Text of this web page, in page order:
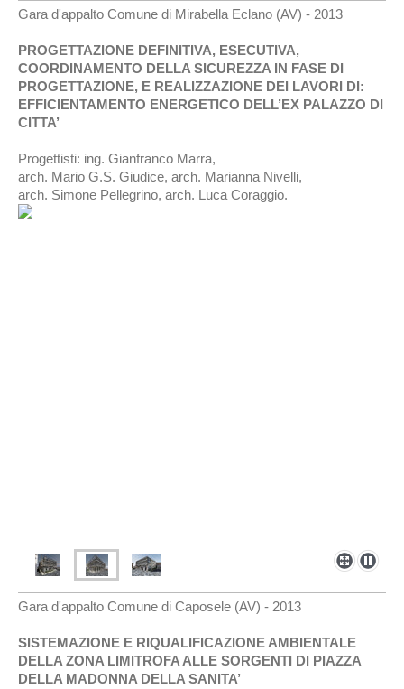
Gara d'appalto Comune di Mirabella Eclano (AV) - 2013
PROGETTAZIONE DEFINITIVA, ESECUTIVA,
COORDINAMENTO DELLA SICUREZZA IN FASE DI
PROGETTAZIONE, E REALIZZAZIONE DEI LAVORI DI:
EFFICIENTAMENTO ENERGETICO DELL’EX PALAZZO DI
CITTA’
Progettisti: ing. Gianfranco Marra,
arch. Mario G.S. Giudice, arch. Marianna Nivelli,
arch. Simone Pellegrino, arch. Luca Coraggio.
Gara d'appalto Comune di Caposele (AV) - 2013
SISTEMAZIONE E RIQUALIFICAZIONE AMBIENTALE
DELLA ZONA LIMITROFA ALLE SORGENTI DI PIAZZA
DELLA MADONNA DELLA SANITA’